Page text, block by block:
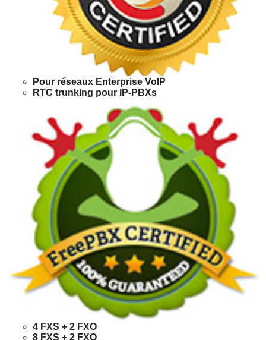
Pour réseaux Enterprise VoIP
RTC trunking pour IP-PBXs
Analogue
4 FXS + 2 FXO
8 FXS + 2 FXO